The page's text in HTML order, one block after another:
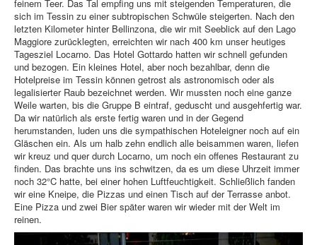
feinem Teer. Das Tal empfing uns mit steigenden Temperaturen, die
sich im Tessin zu einer subtropischen Schwüle steigerten. Nach den
letzten Kilometer hinter Bellinzona, die wir mit Seeblick auf den Lago
Maggiore zurücklegten, erreichten wir nach 400 km unser heutiges
Tagesziel Locarno. Das Hotel Gottardo hatten wir schnell gefunden
und bezogen. Ein kleines Hotel, aber noch bezahlbar, denn die
Hotelpreise im Tessin können getrost als astronomisch oder als
legalisierter Raub bezeichnet werden. Wir mussten noch eine ganze
Weile warten, bis die Gruppe B eintraf, geduscht und ausgehfertig war.
Da wir natürlich als erste fertig waren und in der Gegend
herumstanden, luden uns die sympathischen Hoteleigner noch auf ein
Gläschen ein. Als um halb zehn endlich alle beisammen waren, liefen
wir kreuz und quer durch Locarno, um noch ein offenes Restaurant zu
finden. Das brachte uns ins schwitzen, da es um diese Uhrzeit immer
noch 32°C hatte, bei einer hohen Luftfeuchtigkeit. Schließlich fanden
wir eine Kneipe, die Pizzas und einen Tisch auf der Terrasse anbot.
Eine Pizza und zwei Bier später waren wir wieder mit der Welt im
reinen.